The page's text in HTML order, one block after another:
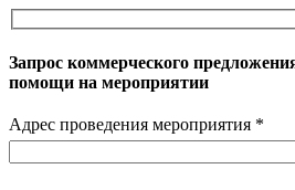
Запрос коммерческого
помощи на мероприятии
Адрес проведения мероприятия *